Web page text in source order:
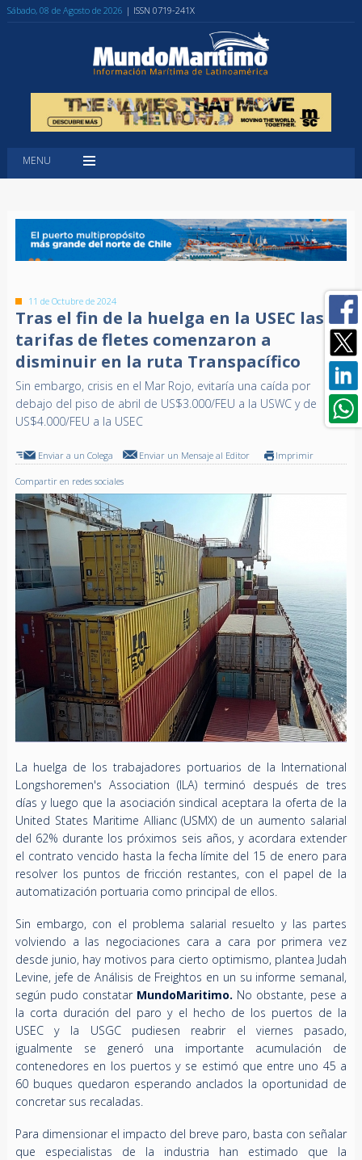
Sábado, 08 de Agosto de 2026 | ISSN 0719-241X
MENU
11 de Octubre de 2024
Tras el fin de la huelga en la USEC las
tarifas de fletes comenzaron a
disminuir en la ruta Transpacífico
Sin embargo, crisis en el Mar Rojo, evitaría una caída por
debajo del piso de abril de US$3.000/FEU a la USWC y de
US$4.000/FEU a la USEC
Enviar a un Colega Enviar un Mensaje al Editor Imprimir
Compartir en redes sociales
La huelga de los trabajadores portuarios de la International
Longshoremen's Association (ILA) terminó después de tres
días y luego que la asociación sindical aceptara la oferta de la
United States Maritime Allianc (USMX) de un aumento salarial
del 62% durante los próximos seis años, y acordara extender
el contrato vencido hasta la fecha límite del 15 de enero para
resolver los puntos de fricción restantes, con el papel de la
automatización portuaria como principal de ellos.
Sin embargo, con el problema salarial resuelto y las partes
volviendo a las negociaciones cara a cara por primera vez
desde junio, hay motivos para cierto optimismo, plantea Judah
Levine, jefe de Análisis de Freightos en un su informe semanal,
según pudo constatar MundoMaritimo. No obstante, pese a
la corta duración del paro y el hecho de los puertos de la
USEC y la USGC pudiesen reabrir el viernes pasado,
igualmente se generó una importante acumulación de
contenedores en los puertos y se estimó que entre uno 45 a
60 buques quedaron esperando anclados la oportunidad de
concretar sus recaladas.
Para dimensionar el impacto del breve paro, basta con señalar
que especialistas de la industria han estimado que la